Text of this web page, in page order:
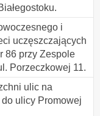
i
uczęszczających
86 przy Zespole
Porzeczkowej 11.
ulic na
ulicy Promowej